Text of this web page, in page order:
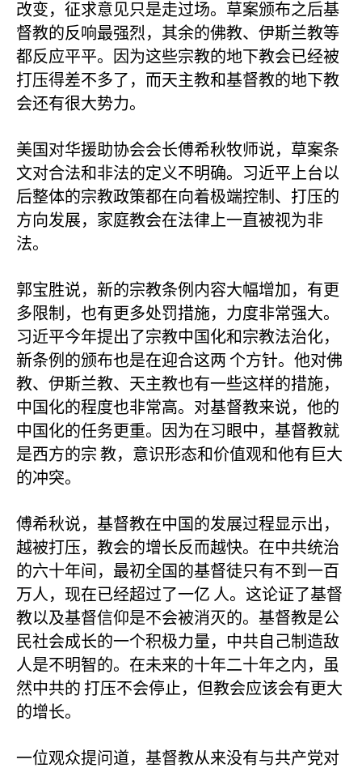
改变，征求意见只是走过场。草案颁布之后基
督教的反响最强烈，其余的佛教、伊斯兰教等
都反应平平。因为这些宗教的地下教会已经被
打压得差不多了，而天主教和基督教的地下教
会还有很大势力。
美国对华援助协会会长傅希秋牧师说，草案条
文对合法和非法的定义不明确。习近平上台以
后整体的宗教政策都在向着极端控制、打压的
方向发展，家庭教会在法律上一直被视为非
法。
郭宝胜说，新的宗教条例内容大幅增加，有更
多限制，也有更多处罚措施，力度非常强大。
习近平今年提出了宗教中国化和宗教法治化，
新条例的颁布也是在迎合这两 个方针。他对佛
教、伊斯兰教、天主教也有一些这样的措施，
中国化的程度也非常高。对基督教来说，他的
中国化的任务更重。因为在习眼中，基督教就
是西方的宗 教，意识形态和价值观和他有巨大
的冲突。
傅希秋说，基督教在中国的发展过程显示出，
越被打压，教会的增长反而越快。在中共统治
的六十年间，最初全国的基督徒只有不到一百
万人，现在已经超过了一亿 人。这论证了基督
教以及基督信仰是不会被消灭的。基督教是公
民社会成长的一个积极力量，中共自己制造敌
人是不明智的。在未来的十年二十年之内，虽
然中共的 打压不会停止，但教会应该会有更大
的增长。
一位观众提问道，基督教从来没有与共产党对